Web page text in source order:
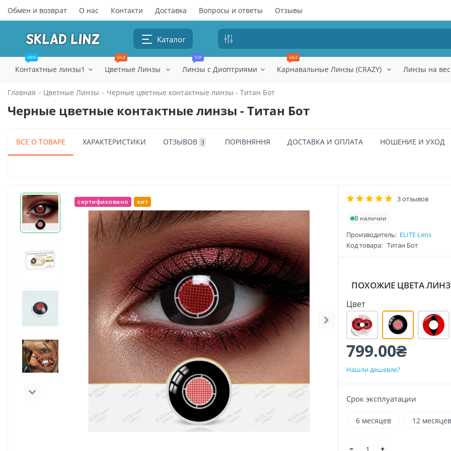
Обмен и возврат О нас Контакти Доставка Вопросы и ответы Отзывы
Каталог
Контактные линзы1
NEW
Цветные Линзы
SALE
Линзы с Диоптриями
TOP
Карнавальные Линзы (CRAZY)
SALE
Линзы на
Главная Цветные Линзы Черные цветные контактные линзы - Титан Бот
Черные цветные контактные линзы - Титан Бот
ВСЕ О ТОВАРЕ ХАРАКТЕРИСТИКИ ОТЗЫВОВ 3 ПОРІВНЯННЯ ДОСТАВКА И ОПЛАТА НОШЕНИЕ И УХОД
сертификовано хит 3 отзывов
В наличии
Производитель: ELITE Lens
Код товара: Титан Бот
ПОХОЖИЕ ЦВЕТА ЛИНЗ
Цвет
799.00₴
Нашли дешевле?
Срок эксплуатации
6 месяцев 12 месяцев